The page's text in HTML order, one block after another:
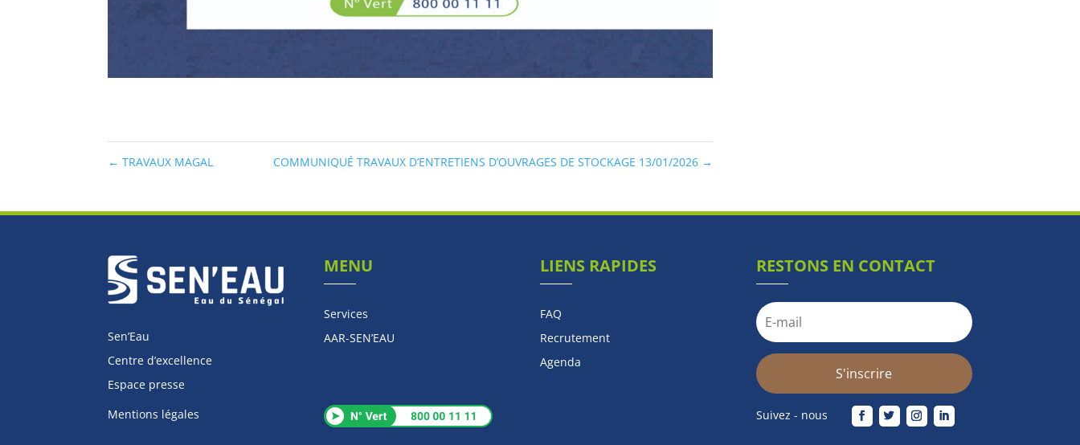
← TRAVAUX MAGAL COMMUNIQUÉ TRAVAUX D’ENTRETIENS D’OUVRAGES DE STOCKAGE 13/01/2026 →
Sen’Eau
Centre d’excellence
Espace presse
MENU
Services
AAR-SEN’EAU
LIENS RAPIDES
FAQ
Recrutement
Agenda
RESTONS EN CONTACT
S'inscrire
Mentions légales